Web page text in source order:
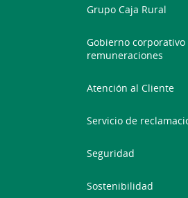
Grupo Caja Rural
Gobierno
remuneraciones
Atención al Cliente
Servicio de
Seguridad
Sostenibilidad